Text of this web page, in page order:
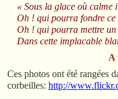
« Sous la glace où calme
Oh ! qui pourra fondre ce
Oh ! qui pourra mettre un
Dans cette implacable
A
Ces photos ont été rangées
corbeilles: http://